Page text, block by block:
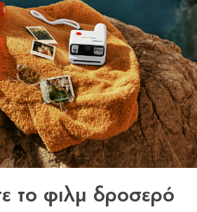
το φιλμ δροσερό